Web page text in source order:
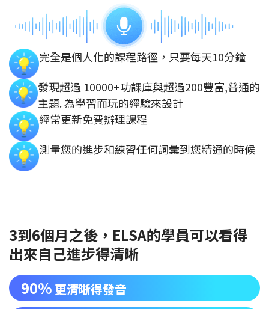
完全是個人化的課程路徑，只要每天10分鐘
發現超過 10000+功課庫與超過200豐富,普通的
主題. 為學習而玩的經驗來設計
經常更新免費辦理課程
測量您的進步和練習任何詞彙到您精通的時候
3到6個月之後，ELSA的學員可以看得
出來自己進步得清晰
90% 更清晰得發音